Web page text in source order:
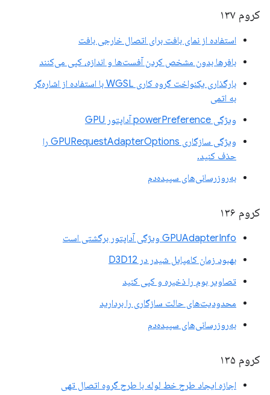
کروم ۱۳۷
استفاده از نمای بافت برای اتصال خارجی بافت
بافرها بدون مشخص کردن آفست‌ها و اندازه، کپی می‌کنند
بارگذاری یکنواخت گروه کاری WGSL با استفاده از اشاره‌گر
به اتمی
ویژگی powerPreference آداپتور GPU
ویژگی سازگاری GPURequestAdapterOptions را
حذف کنید.
به‌روزرسانی‌های سپیده‌دم
کروم ۱۳۶
GPUAdapterInfo ویژگی آداپتور برگشتی است
بهبود زمان کامپایل شیدر در D3D12
تصاویر بوم را ذخیره و کپی کنید
محدودیت‌های حالت سازگاری را بردارید
به‌روزرسانی‌های سپیده‌دم
کروم ۱۳۵
اجازه ایجاد طرح خط لوله با طرح گروه اتصال تهی